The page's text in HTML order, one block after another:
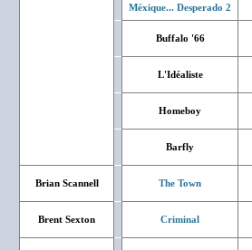
Méxique... Desperado 2
Buffalo '66
L'Idéaliste
Homeboy
Barfly
Brian Scannell The Town
Brent Sexton Criminal